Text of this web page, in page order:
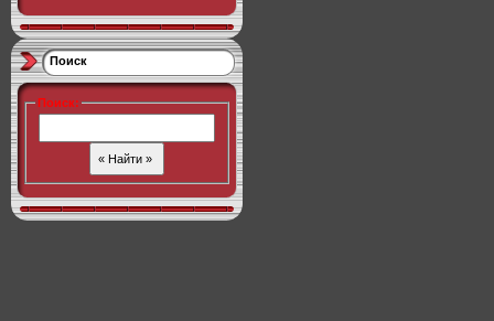
Поиск
Поиск: